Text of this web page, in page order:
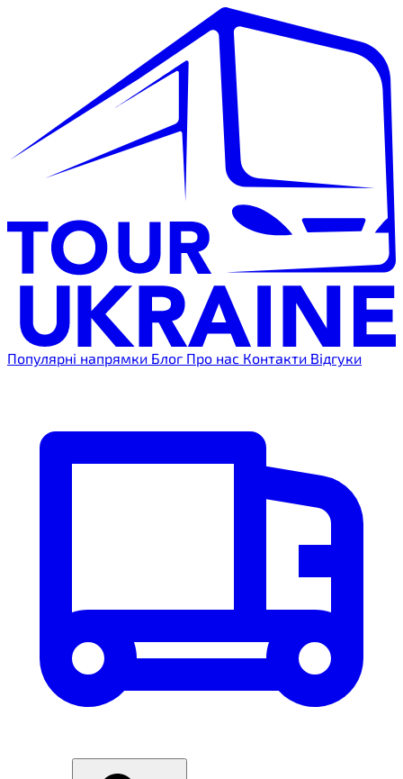
Популярні напрямки Блог Про нас Контакти Відгуки